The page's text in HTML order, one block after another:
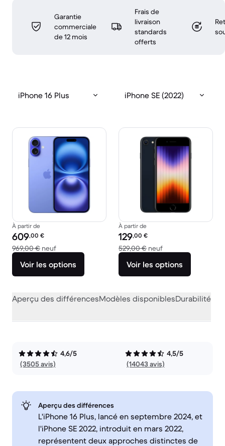
Garantie
commerciale
de 12 mois
Frais de
livraison
standards
offerts
iPhone 16 Plus iPhone SE (2022)
À partir de
Prix reconditionné :
609,00 €
969,00 € neufcontre 969,00 € neuf
Voir les options
À partir de
Prix reconditionné :
129,00 €
529,00 € neufcontre 529,00 €
Voir les options
Aperçu des différencesModèles disponiblesDurabilité
4,6/5
(3505 avis)
4,5/5
(14043 avis)
Aperçu des différences
L'iPhone 16 Plus, lancé en septembre 2024, et
l'iPhone SE 2022, introduit en mars 2022,
représentent deux approches distinctes de